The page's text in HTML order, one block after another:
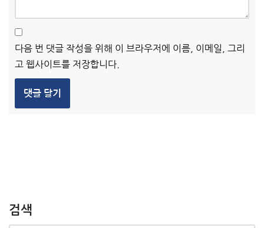
다음 번 댓글 작성을 위해 이 브라우저에 이름, 이메일, 그리
고 웹사이트를 저장합니다.
검색